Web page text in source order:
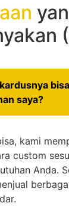
saya?
kami
custom
Anda.